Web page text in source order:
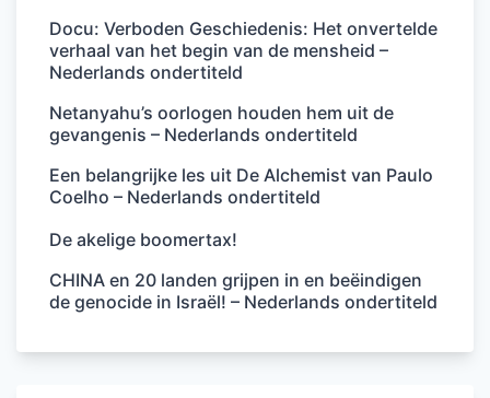
Docu: Verboden Geschiedenis: Het onvertelde
verhaal van het begin van de mensheid –
Nederlands ondertiteld
Netanyahu’s oorlogen houden hem uit de
gevangenis – Nederlands ondertiteld
Een belangrijke les uit De Alchemist van Paulo
Coelho – Nederlands ondertiteld
De akelige boomertax!
CHINA en 20 landen grijpen in en beëindigen
de genocide in Israël! – Nederlands ondertiteld